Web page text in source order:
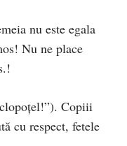
nu este egala
Nu ne place
Copiii
cu respect, fetele